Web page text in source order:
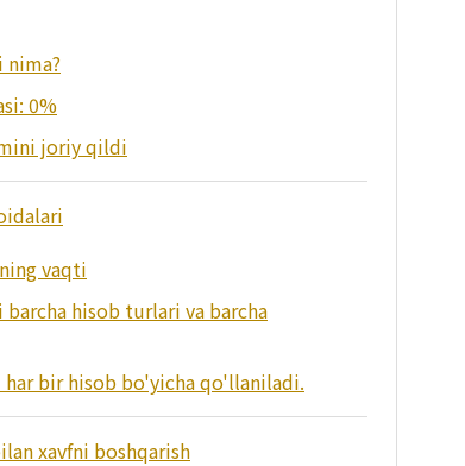
nima?
0%
joriy qildi
vaqti
hisob turlari va barcha
bir hisob bo'yicha qo'llaniladi.
xavfni boshqarish